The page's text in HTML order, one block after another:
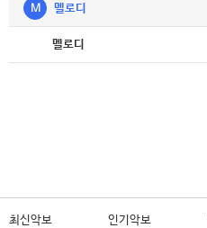
M 멜로디
멜로디
최신악보 인기악보